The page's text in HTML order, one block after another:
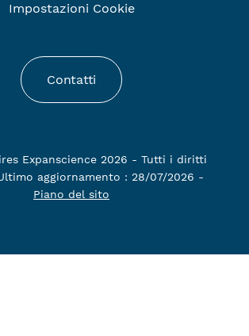
Impostazioni Cookie
Contatti
Expanscience 2026 - Tutti i diritti
aggiornamento : 28/07/2026 -
Piano del sito